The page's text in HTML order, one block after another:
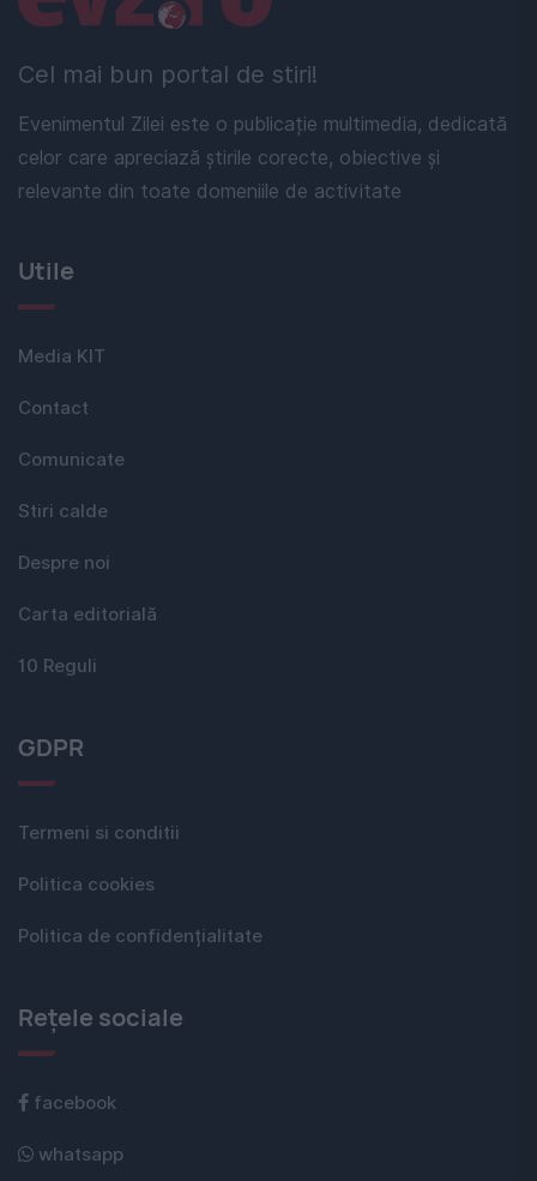
Cel mai bun portal de stiri!
Evenimentul Zilei este o publicație multimedia, dedicată
celor care apreciază știrile corecte, obiective și
relevante din toate domeniile de activitate
Utile
Media KIT
Contact
Comunicate
Stiri calde
Despre noi
Carta editorială
10 Reguli
GDPR
Termeni si conditii
Politica cookies
Politica de confidențialitate
Rețele sociale
facebook
whatsapp